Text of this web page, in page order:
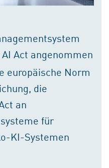
Act angenommen
europäische Norm
die
an
für
KI-Systemen